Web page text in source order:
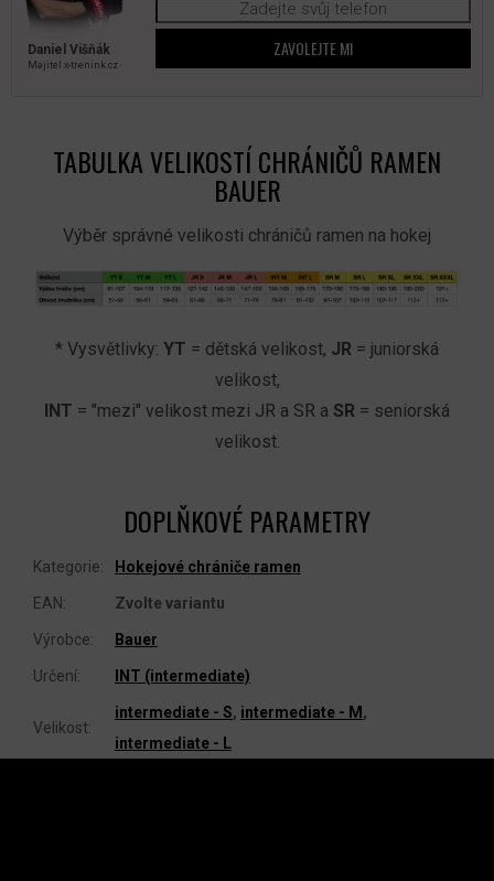
Daniel Višňák
Majitel x‑trenink.cz
ZAVOLEJTE MI
TABULKA VELIKOSTÍ CHRÁNIČŮ RAMEN
BAUER
Výběr správné velikosti chráničů ramen na hokej
* Vysvětlivky: YT = dětská velikost, JR = juniorská
velikost,
INT = "mezi" velikost mezi JR a SR a SR = seniorská
velikost.
DOPLŇKOVÉ PARAMETRY
Kategorie: Hokejové chrániče ramen
EAN: Zvolte variantu
Výrobce: Bauer
Určení: INT (intermediate)
Velikost:
intermediate - S, intermediate - M ,
intermediate - L
Z